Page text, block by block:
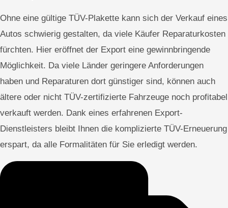
Ohne eine gültige TÜV-Plakette kann sich der Verkauf eines
Autos schwierig gestalten, da viele Käufer Reparaturkosten
fürchten. Hier eröffnet der Export eine gewinnbringende
Möglichkeit. Da viele Länder geringere Anforderungen
haben und Reparaturen dort günstiger sind, können auch
ältere oder nicht TÜV-zertifizierte Fahrzeuge noch profitabel
verkauft werden. Dank eines erfahrenen Export-
Dienstleisters bleibt Ihnen die komplizierte TÜV-Erneuerung
erspart, da alle Formalitäten für Sie erledigt werden.